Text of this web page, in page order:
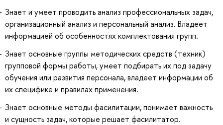
Знает и умеет проводить анализ профессиональных задач,
организационный анализ и персональный анализ. Владеет
информацией об особенностях комплектования групп.
Знает основные группы методических средств (техник)
групповой формы работы, умеет подбирать их под задачу
обучения или развития персонала, владеет информации об
их специфике и правилах применения.
Знает основные методы фасилитации, понимает важность
и сущность задач, которые решает фасилитатор.